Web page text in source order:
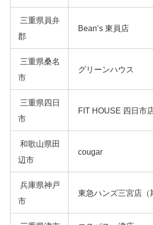
三重県員弁
郡
Bean’s 東員店
三重県桑名
市
グリーンハウス
三重県四日
市
FIT HOUSE 四日市
和歌山県田
辺市
cougar
兵庫県神戸
市
東急ハンズ三宮店（